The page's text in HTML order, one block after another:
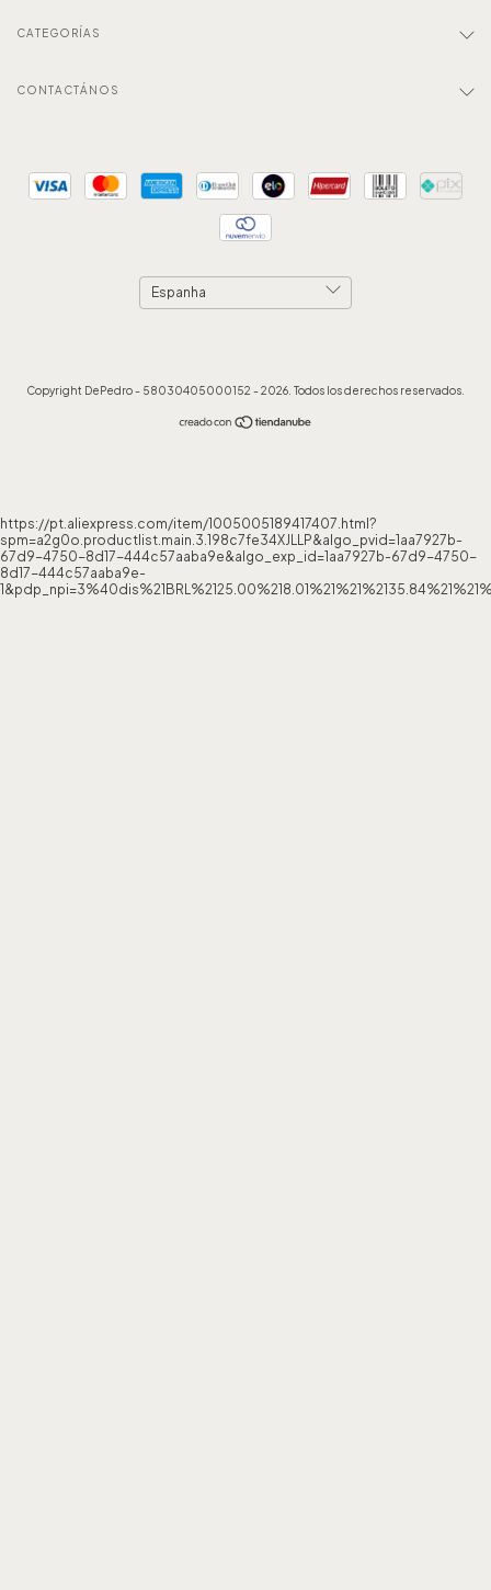
CATEGORÍAS
CONTACTÁNOS
Copyright DePedro - 58030405000152 - 2026. Todos los derechos reservados.
https://pt.aliexpress.com/item/1005005189417407.html?
spm=a2g0o.productlist.main.3.198c7fe34XJLLP&algo_pvid=1aa7927b-
67d9-4750-8d17-444c57aaba9e&algo_exp_id=1aa7927b-67d9-4750-
8d17-444c57aaba9e-